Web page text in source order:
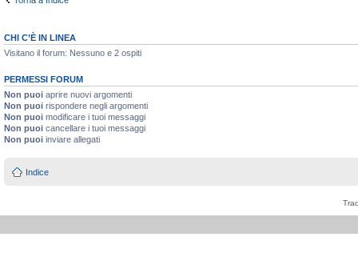
CHI C’È IN LINEA
Visitano il forum: Nessuno e 2 ospiti
PERMESSI FORUM
Non puoi aprire nuovi argomenti
Non puoi rispondere negli argomenti
Non puoi modificare i tuoi messaggi
Non puoi cancellare i tuoi messaggi
Non puoi inviare allegati
Indice